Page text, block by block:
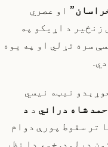
او عصري
زنځیر د اړیکو په
سره تړلي او په یوه
نیټه نیسي
شاه دراني د د
تر سقوط پورې دوام
کې شتون درلود. خو، دا نظر